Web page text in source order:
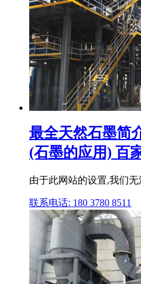
最全天然石墨简
(石墨的应用) 百
由于此网站的设置,我们无
联系电话: 180 3780 8511